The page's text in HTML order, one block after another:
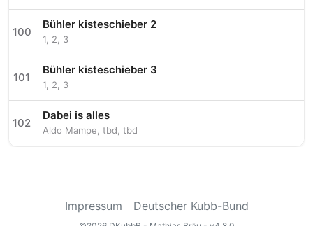
100
Bühler kisteschieber 2
1 2 3
101
Bühler kisteschieber 3
1 2 3
102
Dabei is alles
Aldo Mampe tbd tbd
Impressum Deutscher Kubb-Bund